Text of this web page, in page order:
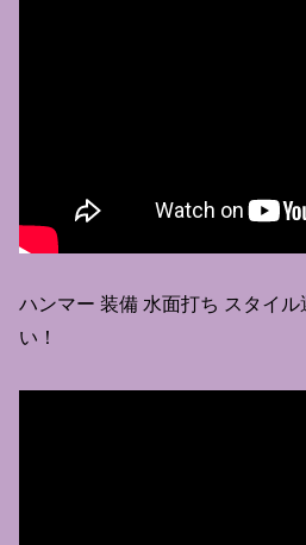
ハンマー 装備 水面打ち スタイ
い！